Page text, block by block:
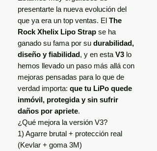
presentarte la nueva evolución del
que ya era un top ventas. El The
Rock Xhelix Lipo Strap se ha
ganado su fama por su durabilidad,
diseño y fiabilidad, y en estaV3 lo
hemos llevado un paso más allá con
mejoras pensadas para lo que de
verdad importa: que tu LiPo quede
inmóvil, protegida y sin sufrir
daños por apriete.
¿Qué mejora la versión V3?
1) Agarre brutal + protección real
(Kevlar + goma 3M)